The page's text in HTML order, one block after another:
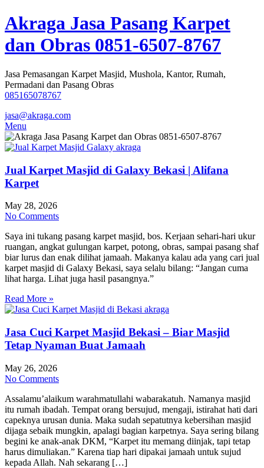
Skip
to
content
Akraga Jasa Pasang Karpet
dan Obras 0851-6507-8767
Jasa Pemasangan Karpet Masjid, Mushola, Kantor, Rumah,
Permadani dan Pasang Obras
085165078767
jasa@akraga.com
Menu
Jual Karpet Masjid di Galaxy Bekasi | Alifana
Karpet
May 28, 2026
No Comments
Saya ini tukang pasang karpet masjid, bos. Kerjaan sehari-hari ukur
ruangan, angkat gulungan karpet, potong, obras, sampai pasang shaf
biar lurus dan enak dilihat jamaah. Makanya kalau ada yang cari jual
karpet masjid di Galaxy Bekasi, saya selalu bilang: “Jangan cuma
lihat harga. Lihat juga hasil pasangnya.”
Read More »
Jasa Cuci Karpet Masjid Bekasi – Biar Masjid
Tetap Nyaman Buat Jamaah
May 26, 2026
No Comments
Assalamu’alaikum warahmatullahi wabarakatuh. Namanya masjid
itu rumah ibadah. Tempat orang bersujud, mengaji, istirahat hati dari
capeknya urusan dunia. Maka sudah sepatutnya kebersihan masjid
dijaga sebaik mungkin, apalagi bagian karpetnya. Saya sering bilang
begini ke anak-anak DKM, “Karpet itu memang diinjak, tapi tetap
harus dimuliakan.” Karena tiap hari dipakai jamaah untuk sujud
kepada Allah. Nah sekarang […]